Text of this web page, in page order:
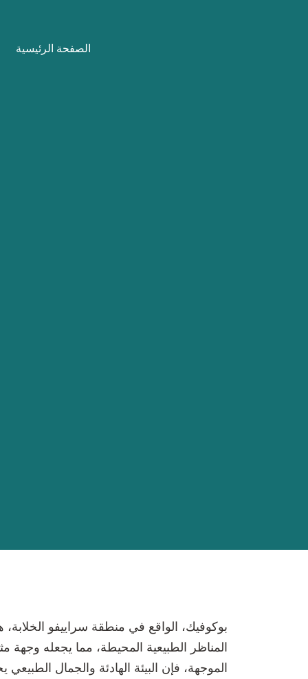
الصفحة الرئيسية
بوكوفيك، الواقع في منطقة سراييفو
المناظر الطبيعية المحيطة، مما يجعله
الموجهة، فإن البيئة الهادئة والجمال